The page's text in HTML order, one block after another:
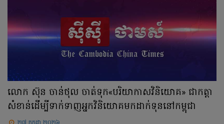
លោក ស៊ុន ចាន់ថុល ចាត់ទុក«បរិយាកាសវិនិយោគ» ជាកត្តា
សំខាន់ដើម្បីទាក់ទាញអ្នកវិនិយោគមកដាក់ទុននៅកម្ពុជា